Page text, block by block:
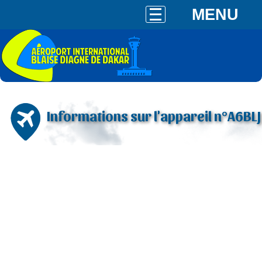
MENU
Informations sur l'appareil n°A6BLJ